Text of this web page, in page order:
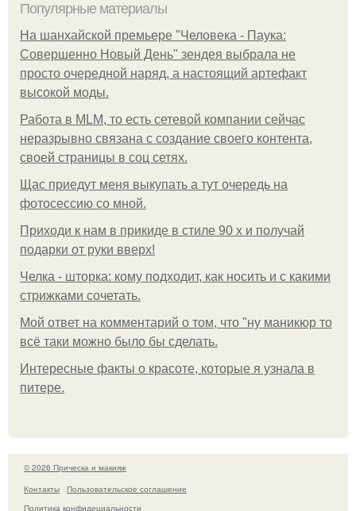
Популярные материалы
На шанхайской премьере "Человека - Паука:
Совершенно Новый День" зендея выбрала не
просто очередной наряд, а настоящий артефакт
высокой моды.
Работа в MLM, то есть сетевой компании сейчас
неразрывно связана с создание своего контента,
своей страницы в соц сетях.
Щас приедут меня выкупать а тут очередь на
фотосессию со мной.
Приходи к нам в прикиде в стиле 90 х и получай
подарки от руки вверх!
Челка - шторка: кому подходит, как носить и с какими
стрижками сочетать.
Мой ответ на комментарий о том, что "ну маникюр то
всё таки можно было бы сделать.
Интересные факты о красоте, которые я узнала в
питере.
© 2026 Прическа и макияж
Контакты
Пользовательское соглашение
Политика конфидециальности